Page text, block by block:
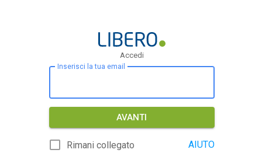
Accedi
Inserisci la tua email
AVANTI
Rimani collegato AIUTO